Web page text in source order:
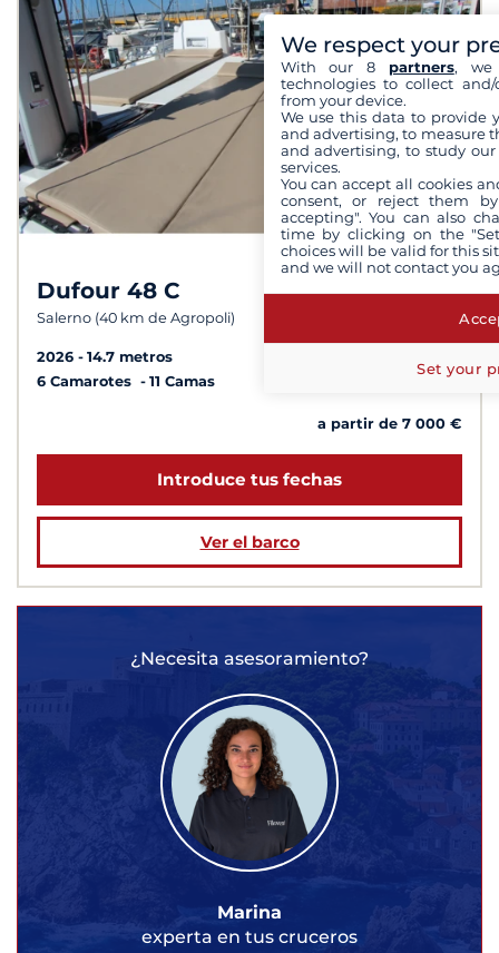
Dufour 48 C
Salerno (40 km de Agropoli)
9,4 /10
2026
14.7 metros
6 Camarotes
11 Camas
a partir de 7 000 €
Introduce tus fechas
Ver el barco
¿Necesita asesoramiento?
Marina
experta en tus cruceros
We respect your
With our 8 partners, we
technologies to collect
from your device.
We use this data to provide
and advertising, to measure
and advertising, to study
services.
You can accept all cookies
consent, or reject them
accepting". You can also
time by clicking on the
choices will be valid for this
and we will not contact you
Set your